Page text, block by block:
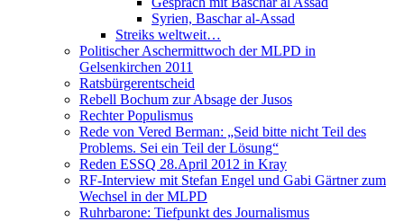
Syrien, Baschar al-Assad
Streiks weltweit…
Politischer Aschermittwoch der MLPD in
Gelsenkirchen 2011
Ratsbürgerentscheid
Rebell Bochum zur Absage der Jusos
Rechter Populismus
Rede von Vered Berman: „Seid bitte nicht Teil des
Problems. Sei ein Teil der Lösung“
Reden ESSQ 28.April 2012 in Kray
RF-Interview mit Stefan Engel und Gabi Gärtner zum
Wechsel in der MLPD
Ruhrbarone: Tiefpunkt des Journalismus